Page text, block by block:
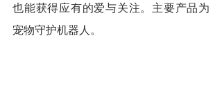
也能获得应有的爱与关注。主要产品为
宠物守护机器人。